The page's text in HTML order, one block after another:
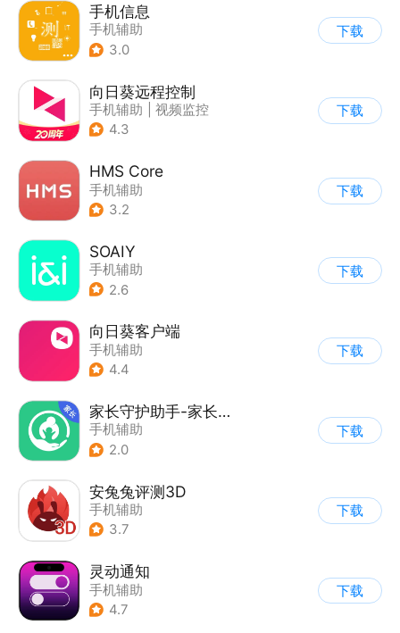
手机信息
手机辅助
3.0
下载
向日葵远程控制
手机辅助
视频监控
4.3
下载
HMS Core
手机辅助
3.2
下载
SOAIY
手机辅助
2.6
下载
向日葵客户端
手机辅助
4.4
下载
家长守护助手-家长端
手机辅助
2.0
下载
安兔兔评测3D
手机辅助
3.7
下载
灵动通知
手机辅助
4.7
下载